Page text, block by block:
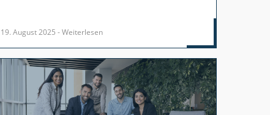
19. August 2025 - Weiterlesen